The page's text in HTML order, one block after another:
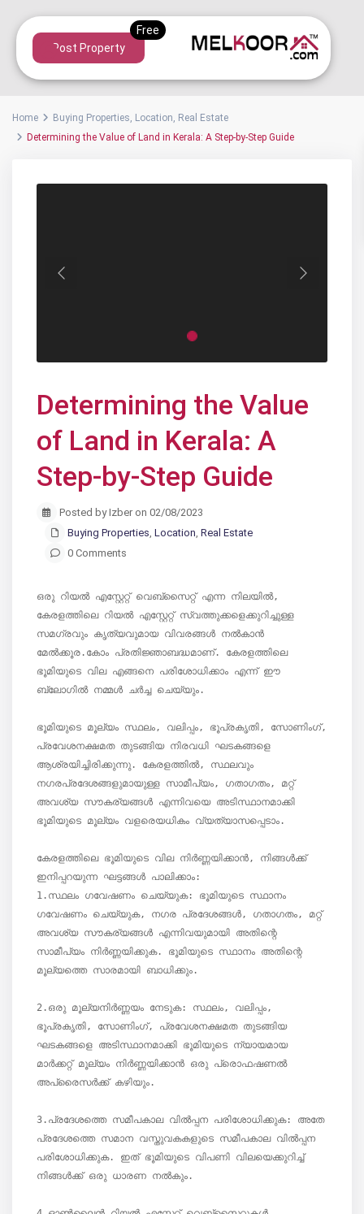
Post Property
Home Buying Properties, Location, Real Estate
Determining the Value of Land in Kerala: A Step-by-Step Guide
Previous Next
Determining the Value
of Land in Kerala: A
Step-by-Step Guide
Posted by Izber on 02/08/2023
Buying Properties, Location, Real Estate
0 Comments
ഒരു റിയൽ എസ്റ്റേറ്റ് വെബ്‌സൈറ്റ് എന്ന നിലയിൽ,
കേരളത്തിലെ റിയൽ എസ്റ്റേറ്റ് സ്വത്തുക്കളെക്കുറിച്ചുള്ള
സമഗ്രവും കൃത്യവുമായ വിവരങ്ങൾ നൽകാൻ
മേൽക്കൂര.കോം പ്രതിജ്ഞാബദ്ധമാണ്. കേരളത്തിലെ
ഭൂമിയുടെ വില എങ്ങനെ പരിശോധിക്കാം എന്ന് ഈ
ബ്ലോഗിൽ നമ്മൾ ചർച്ച ചെയ്യും.
ഭൂമിയുടെ മൂല്യം സ്ഥലം, വലിപ്പം, ഭൂപ്രകൃതി, സോണിംഗ്,
പ്രവേശനക്ഷമത തുടങ്ങിയ നിരവധി ഘടകങ്ങളെ
ആശ്രയിച്ചിരിക്കുന്നു. കേരളത്തിൽ, സ്ഥലവും
നഗരപ്രദേശങ്ങളുമായുള്ള സാമീപ്യം, ഗതാഗതം, മറ്റ്
അവശ്യ സൗകര്യങ്ങൾ എന്നിവയെ അടിസ്ഥാനമാക്കി
ഭൂമിയുടെ മൂല്യം വളരെയധികം വ്യത്യാസപ്പെടാം.
കേരളത്തിലെ ഭൂമിയുടെ വില നിർണ്ണയിക്കാൻ, നിങ്ങൾക്ക്
ഇനിപ്പറയുന്ന ഘട്ടങ്ങൾ പാലിക്കാം:
1.സ്ഥലം ഗവേഷണം ചെയ്യുക: ഭൂമിയുടെ സ്ഥാനം
ഗവേഷണം ചെയ്യുക, നഗര പ്രദേശങ്ങൾ, ഗതാഗതം, മറ്റ്
അവശ്യ സൗകര്യങ്ങൾ എന്നിവയുമായി അതിന്റെ
സാമീപ്യം നിർണ്ണയിക്കുക. ഭൂമിയുടെ സ്ഥാനം അതിന്റെ
മൂല്യത്തെ സാരമായി ബാധിക്കും.
2.ഒരു മൂല്യനിർണ്ണയം നേടുക: സ്ഥലം, വലിപ്പം,
ഭൂപ്രകൃതി, സോണിംഗ്, പ്രവേശനക്ഷമത തുടങ്ങിയ
ഘടകങ്ങളെ അടിസ്ഥാനമാക്കി ഭൂമിയുടെ ന്യായമായ
മാർക്കറ്റ് മൂല്യം നിർണ്ണയിക്കാൻ ഒരു പ്രൊഫഷണൽ
അപ്രൈസർക്ക് കഴിയും.
3.പ്രദേശത്തെ സമീപകാല വിൽപ്പന പരിശോധിക്കുക: അതേ
പ്രദേശത്തെ സമാന വസ്തുവകകളുടെ സമീപകാല വിൽപ്പന
പരിശോധിക്കുക. ഇത് ഭൂമിയുടെ വിപണി വിലയെക്കുറിച്ച്
നിങ്ങൾക്ക് ഒരു ധാരണ നൽകും.